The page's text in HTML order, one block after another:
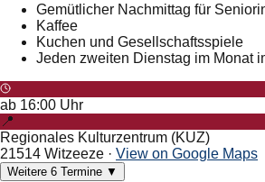
Gemütlicher Nachmittag für
Kaffee
Kuchen und Gesellschaftsspiele
Jeden zweiten Dienstag im Monat
ab 16:00 Uhr
📍
Regionales Kulturzentrum (KUZ)
21514 Witzeeze · View on Google Maps
Weitere 6 Termine ▼